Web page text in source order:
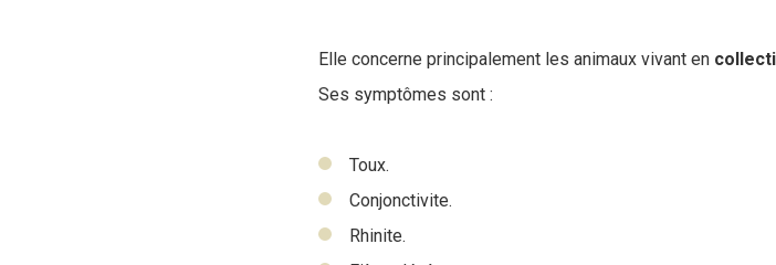
Elle concerne principalement les animaux vivant en
Ses symptômes sont :
Toux.
Conjonctivite.
Rhinite.